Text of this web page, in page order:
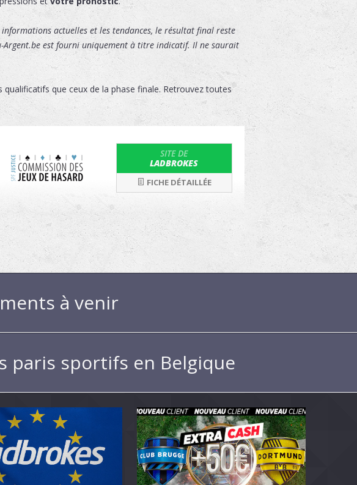
actuelles et les tendances, le résultat final reste
Argent.be est fourni uniquement à titre indicatif. Il ne saurait
que ceux de la phase finale. Retrouvez toutes
SITE DE
LADBROKES
FICHE DÉTAILLÉE
à venir
paris sportifs en Belgique